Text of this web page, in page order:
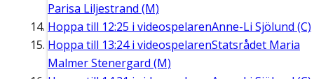
Parisa Liljestrand (M)
Hoppa till 12:25 i videospelarenAnne-Li Sjölund (C)
Hoppa till 13:24i videospelarenStatsrådet Maria
Malmer Stenergard (M)